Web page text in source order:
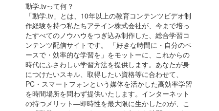
動学.tvって何？
「動学.tv」とは、10年以上の教育コンテンツビデオ制
作経験を持つ私たちアテイン株式会社が、今まで培っ
たすべてのノウハウをつぎ込み制作した、総合学習コ
ンテンツ配信サイトです。 「好きな時間に・自分のペ
ースで・効率的な学習を」をモットーに、これからの
時代にふさわしい学習方法を提供します。あなたが身
につけたいスキル、取得したい資格等に合わせて、
PC・スマートフォンという媒体を活かした高効率学習
を時間場所を問わず提供いたします。インターネット
の持つメリット―即時性を最大限に生かしたのが、こ